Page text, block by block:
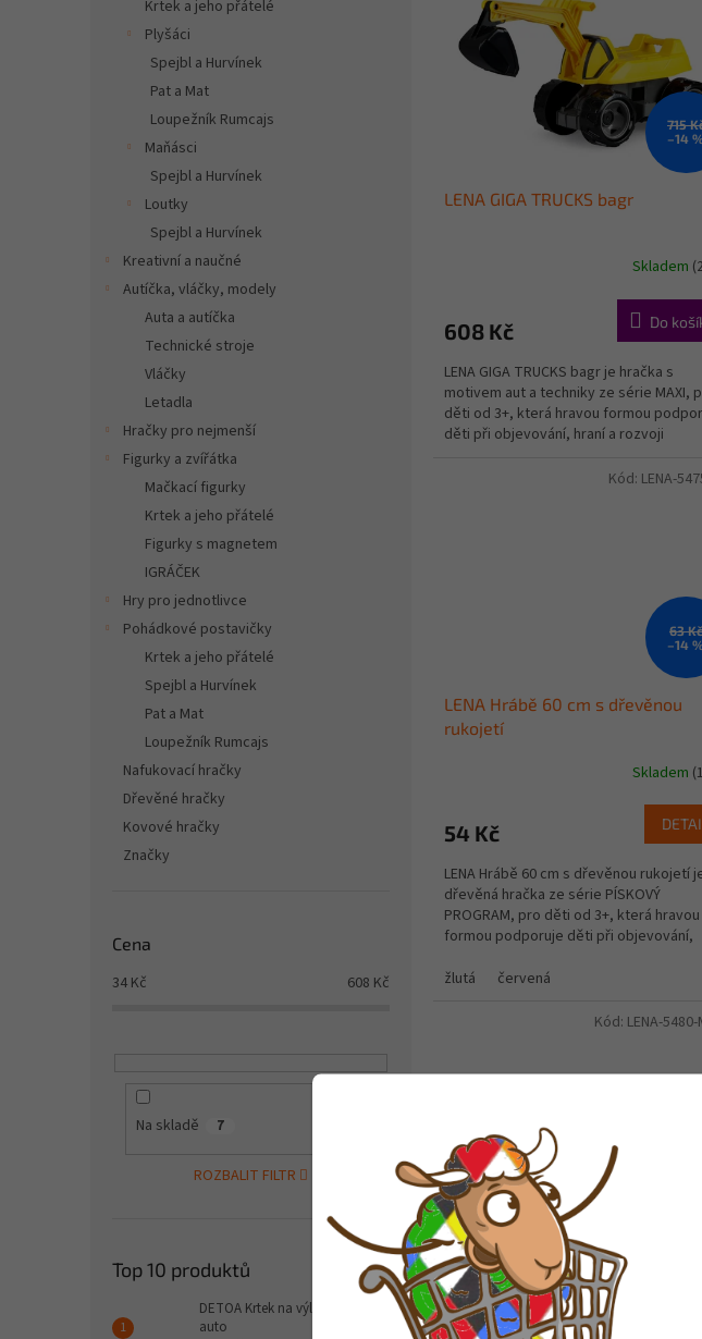
Krtek a jeho přátelé
Plyšáci
Spejbl a Hurvínek
Pat a Mat
Loupežník Rumcajs
Maňásci
Spejbl a Hurvínek
Loutky
Spejbl a Hurvínek
Kreativní a naučné
Autíčka, vláčky, modely
Auta a autíčka
Technické stroje
Vláčky
Letadla
Hračky pro nejmenší
Figurky a zvířátka
Mačkací figurky
Krtek a jeho přátelé
Figurky s magnetem
IGRÁČEK
Hry pro jednotlivce
Pohádkové postavičky
Krtek a jeho přátelé
Spejbl a Hurvínek
Pat a Mat
Loupežník Rumcajs
Nafukovací hračky
Dřevěné hračky
Kovové hračky
Značky
Cena
34 Kč 608 Kč
Na skladě 7
ROZBALIT FILTR
Top 10 produktů
DETOA Krtek na výletě - růžové
auto
715
–14
LENA GIGA TRUCKS bagr
Skladem
608 Kč Do
LENA GIGA TRUCKS bagr je hračka s
motivem aut a techniky ze série MAXI,
děti od 3+, která hravou formou
děti při objevování, hraní a rozvoji
63 Kč
–14
LENA Hrábě 60 cm s dřevěnou
rukojetí
Skladem
54 Kč
LENA Hrábě 60 cm s dřevěnou rukojetí
dřevěná hračka ze série PÍSKOVÝ
PROGRAM, pro děti od 3+, která hravou
formou podporuje děti při objevování,
žlutá
červená
Kód: LENA-
LENA Hrábě s dřevěnou rukojetí,
cm
Kód: LENA-5480-